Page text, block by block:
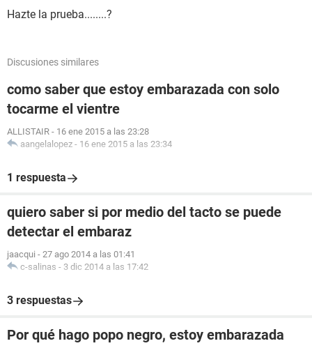
Hazte la prueba........?
Discusiones similares
como saber que estoy embarazada con solo
tocarme el vientre
ALLISTAIR - 16 ene 2015 a las 23:28
aangelalopez - 16 ene 2015 a las 23:34
1 respuesta
quiero saber si por medio del tacto se puede
detectar el embaraz
jaacqui - 27 ago 2014 a las 01:41
c-salinas - 3 dic 2014 a las 17:42
3 respuestas
Por qué hago popo negro, estoy embarazada